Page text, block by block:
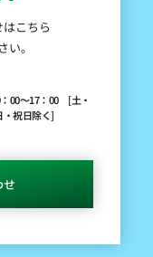
こちら
。
：00～17：00 [土・
・祝日除く]
せ